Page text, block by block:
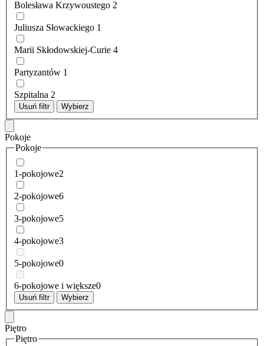
Bolesława Krzywoustego 2
Juliusza Słowackiego 1
Marii Skłodowskiej-Curie 4
Partyzantów 1
Szpitalna 2
Usuń filtr Wybierz
Pokoje
Pokoje
1-pokojowe2
2-pokojowe6
3-pokojowe5
4-pokojowe3
5-pokojowe0
6-pokojowe i większe0
Usuń filtr Wybierz
Piętro
Piętro